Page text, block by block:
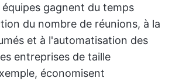
gagnent du temps
du nombre de réunions, à la
et à l'automatisation des
entreprises de taille
économisent